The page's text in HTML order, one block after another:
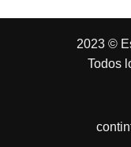
2023 ©
Todos